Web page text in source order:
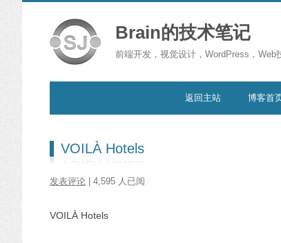
Brain的技术笔记
前端开发，视觉设计，WordPress，
返回主站 博客首
VOILÀ Hotels
发表评论 | 4,595 人已阅
VOILÀ Hotels